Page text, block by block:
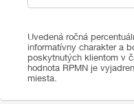
Uvedená ročná
informatívny charakter a
poskytnutých klientom v
hodnota RPMN je
miesta.